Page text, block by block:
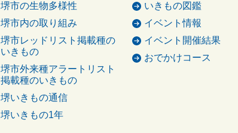
堺市の生物多様性
堺市内の取り組み
堺市レッドリスト掲載種の
いきもの
堺市外来種アラートリスト
掲載種のいきもの
堺いきもの通信
堺いきもの1年
いきもの図鑑
イベント情報
イベント開催結果
おでかけコース